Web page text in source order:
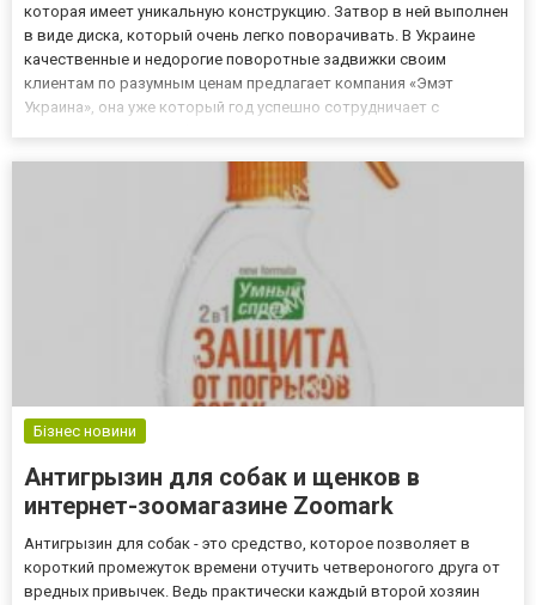
которая имеет уникальную конструкцию. Затвор в ней выполнен
в виде диска, который очень легко поворачивать. В Украине
качественные и недорогие поворотные задвижки своим
клиентам по разумным ценам предлагает компания «Эмэт
Украина», она уже который год успешно сотрудничает с
Бізнес новини
Антигрызин для собак и щенков в
интернет-зоомагазине Zoomark
Антигрызин для собак - это средство, которое позволяет в
короткий промежуток времени отучить четвероногого друга от
вредных привычек. Ведь практически каждый второй хозяин